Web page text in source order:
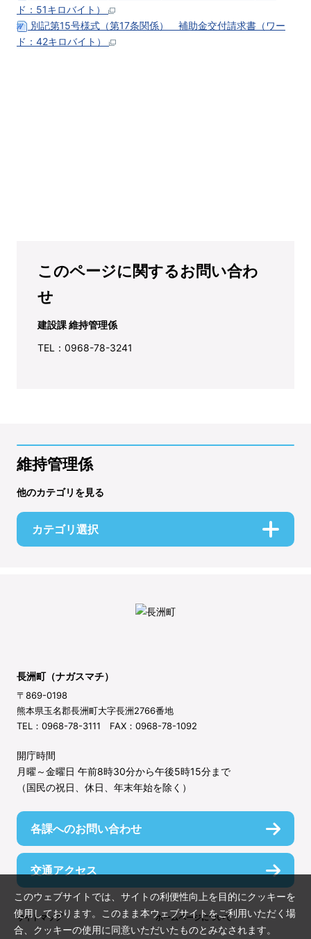
ド：51キロバイト）
別記第15号様式（第17条関係） 補助金交付請求書（ワー
ド：42キロバイト）
このページに関するお問い合わ
せ
建設課 維持管理係
TEL：0968-78-3241
維持管理係
他のカテゴリを見る
カテゴリ選択
長洲町（ナガスマチ）
〒869-0198
熊本県玉名郡長洲町大字長洲2766番地
TEL：0968-78-3111 FAX：0968-78-1092
開庁時間
月曜～金曜日 午前8時30分から午後5時15分まで
（国民の祝日、休日、年末年始を除く）
各課へのお問い合わせ
交通アクセス
サイトマップ ホームページについて
このウェブサイトでは、サイトの利便性向上を目的にクッキーを
使用しております。このまま本ウェブサイトをご利用いただく場
合、クッキーの使用に同意いただいたものとみなされます。